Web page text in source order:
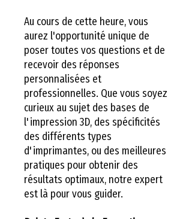
Au cours de cette heure, vous
aurez l'opportunité unique de
poser toutes vos questions et de
recevoir des réponses
personnalisées et
professionnelles. Que vous soyez
curieux au sujet des bases de
l'impression 3D, des spécificités
des différents types
d'imprimantes, ou des meilleures
pratiques pour obtenir des
résultats optimaux, notre expert
est là pour vous guider.